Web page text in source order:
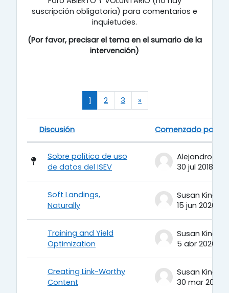
suscripción obligatoria) para comentarios e
inquietudes.
(Por favor, precisar el tema en el sumario de la
intervención)
1 Página 1
2Página 2
3 Página 3
»
Lista de discusiones. Mostrando
Estatus
Discusión Comenzado por
Sobre política de uso
de datos del ISEV
Alejandro
30 jul 2018
Soft Landings,
Naturally
Susan King
15 jun 2026
Training and Yield
Optimization
Susan King
5 abr 2026
Creating Link-Worthy
Content
Susan King
30 mar 2026